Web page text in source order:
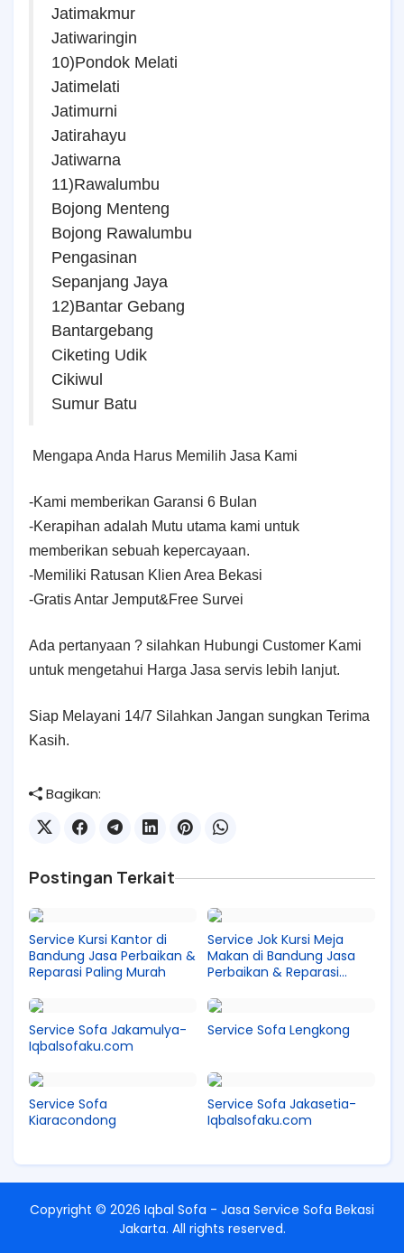
Jatimakmur
Jatiwaringin
10)Pondok Melati
Jatimelati
Jatimurni
Jatirahayu
Jatiwarna
11)Rawalumbu
Bojong Menteng
Bojong Rawalumbu
Pengasinan
Sepanjang Jaya
12)Bantar Gebang
Bantargebang
Ciketing Udik
Cikiwul
Sumur Batu
Mengapa Anda Harus Memilih Jasa Kami
-Kami memberikan Garansi 6 Bulan
-Kerapihan adalah Mutu utama kami untuk
memberikan sebuah kepercayaan.
-Memiliki Ratusan Klien Area Bekasi
-Gratis Antar Jemput&Free Survei
Ada pertanyaan ? silahkan Hubungi Customer Kami
untuk mengetahui Harga Jasa servis lebih lanjut.
Siap Melayani 14/7 Silahkan Jangan sungkan Terima
Kasih.
Bagikan:
Postingan Terkait
Service Kursi Kantor di
Bandung Jasa Perbaikan &
Reparasi Paling Murah
Service Jok Kursi Meja
Makan di Bandung Jasa
Perbaikan & Reparasi
Service Sofa Jakamulya-
Iqbalsofaku.com
Service Sofa Lengkong
Service Sofa
Kiaracondong
Service Sofa Jakasetia-
Iqbalsofaku.com
Copyright © 2026 Iqbal Sofa - Jasa Service Sofa Bekasi
Jakarta. All rights reserved.